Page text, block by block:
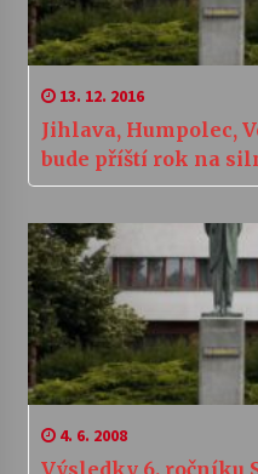
13. 12. 2016
Jihlava, Humpolec,
bude příští rok na
4. 6. 2008